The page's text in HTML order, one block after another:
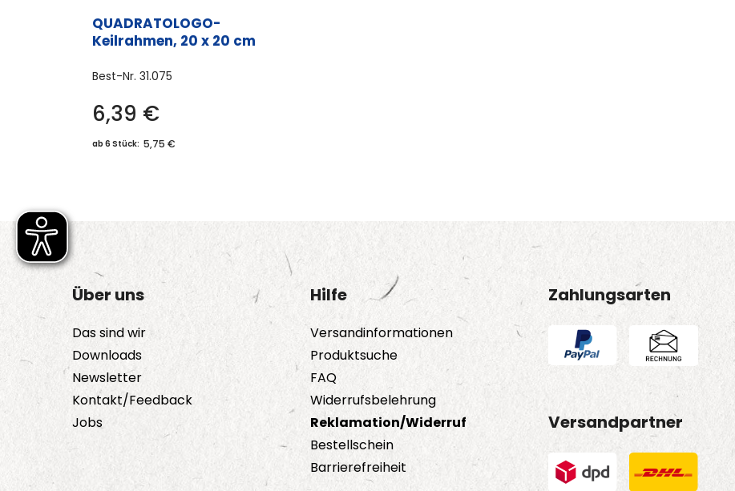
QUADRATOLOGO-
Keilrahmen, 20 x 20 cm
Best-Nr. 31.075
6,39 €
ab 6 Stück: 5,75 €
Über uns
Das sind wir
Downloads
Newsletter
Kontakt/Feedback
Jobs
Hilfe
Versandinformationen
Produktsuche
FAQ
Widerrufsbelehrung
Reklamation/Widerruf
Bestellschein
Barrierefreiheit
Zahlungsarten
Versandpartner